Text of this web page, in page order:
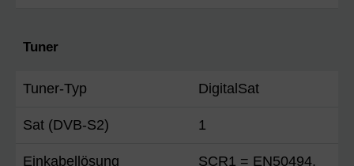
Tuner
Tuner-Typ DigitalSat
Sat (DVB-S2) 1
Einkabellösung
SCR1 = EN50494,